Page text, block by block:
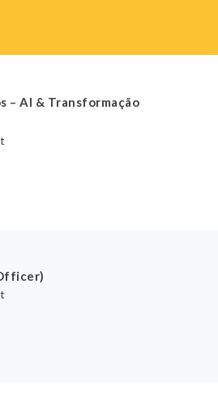
– AI & Transformação